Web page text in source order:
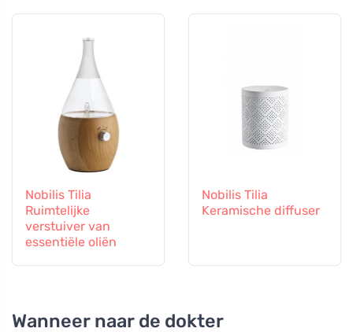
Nobilis Tilia
Ruimtelijke
verstuiver van
essentiële oliën
Nobilis Tilia
Keramische diffuser
Wanneer naar de dokter